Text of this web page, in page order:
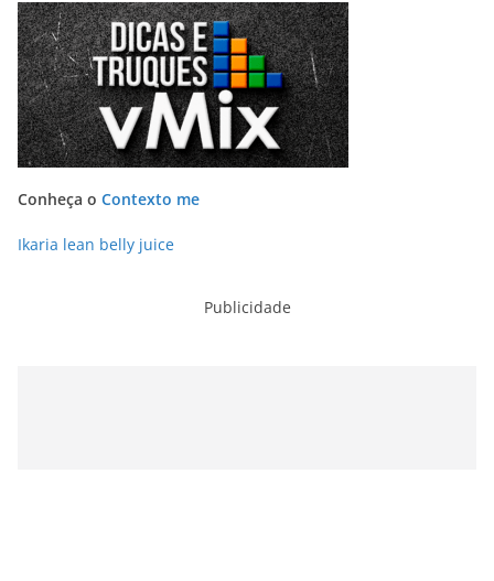
Conheça o Contexto me
Ikaria lean belly juice
Publicidade